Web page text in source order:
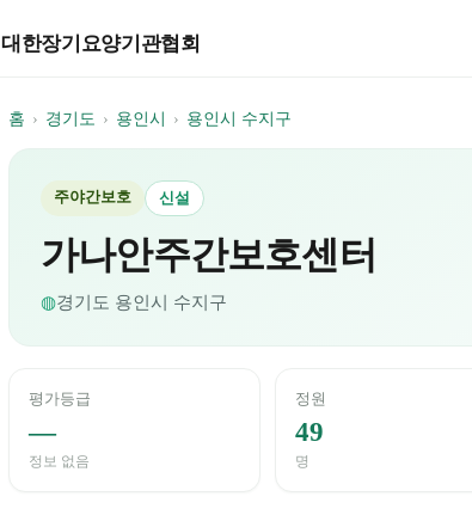
대한장기요양기관협회
홈 › 경기도 › 용인시 › 용인시 수지구
주야간보호 신설
가나안주간보호센터
◍경기도 용인시 수지구
평가등급
—
정보 없음
정원
49
명